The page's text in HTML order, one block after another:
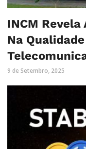
INCM Revela
Na
9 de Setembro, 2025